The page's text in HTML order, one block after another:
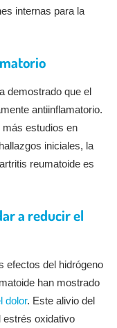
internas para la
demostrado que el
antiinflamatorio.
estudios en
iniciales, la
reumatoide es
a reducir el
efectos del hidrógeno
han mostrado
dolor. Este alivio del
estrés oxidativo